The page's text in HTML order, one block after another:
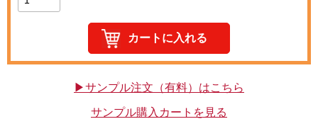
▶サンプル注文（有料）はこちら
サンプル購入カートを見る